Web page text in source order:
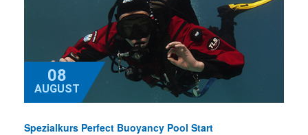
08
AUGUST
Spezialkurs Perfect Buoyancy Pool Start